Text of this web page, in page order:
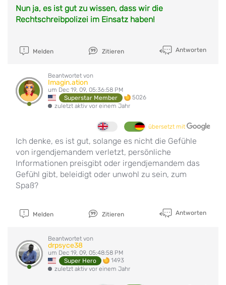
Nun ja, es ist gut zu wissen, dass wir die
Rechtschreibpolizei im Einsatz haben!
Melden Zitieren Antworten
Beantwortet von
Imagin.ation
um Dec 19, 09, 05:36:58 PM
Superstar Member
5026
zuletzt aktiv vor einem Jahr
übersetzt mit
Ich denke, es ist gut, solange es nicht die Gefühle
von irgendjemandem verletzt, persönliche
Informationen preisgibt oder irgendjemandem das
Gefühl gibt, beleidigt oder unwohl zu sein, zum
Spaß?
Melden Zitieren Antworten
Beantwortet von
drpsyce38
um Dec 19, 09, 05:48:58 PM
Super Hero
1493
zuletzt aktiv vor einem Jahr